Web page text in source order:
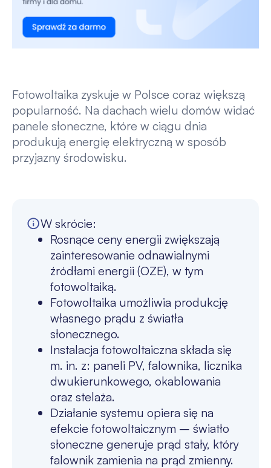
Fotowoltaika zyskuje w Polsce coraz większą
popularność. Na dachach wielu domów widać
panele słoneczne, które w ciągu dnia
produkują energię elektryczną w sposób
przyjazny środowisku.
W skrócie:
Rosnące ceny energii zwiększają
zainteresowanie odnawialnymi
źródłami energii (OZE), w tym
fotowoltaiką.
Fotowoltaika umożliwia produkcję
własnego prądu z światła
słonecznego.
Instalacja fotowoltaiczna składa się
m. in. z: paneli PV, falownika, licznika
dwukierunkowego, okablowania
oraz stelaża.
Działanie systemu opiera się na
efekcie fotowoltaicznym – światło
słoneczne generuje prąd stały, który
falownik zamienia na prąd zmienny.